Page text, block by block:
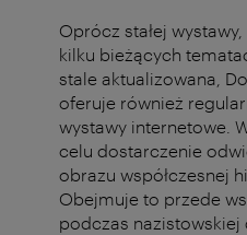
Oprócz stałej
kilku bieżących
stale aktualizowana,
oferuje również
wystawy internetowe.
celu dostarczenie
obrazu współczesnej
Obejmuje to przede
podczas nazistowskiej